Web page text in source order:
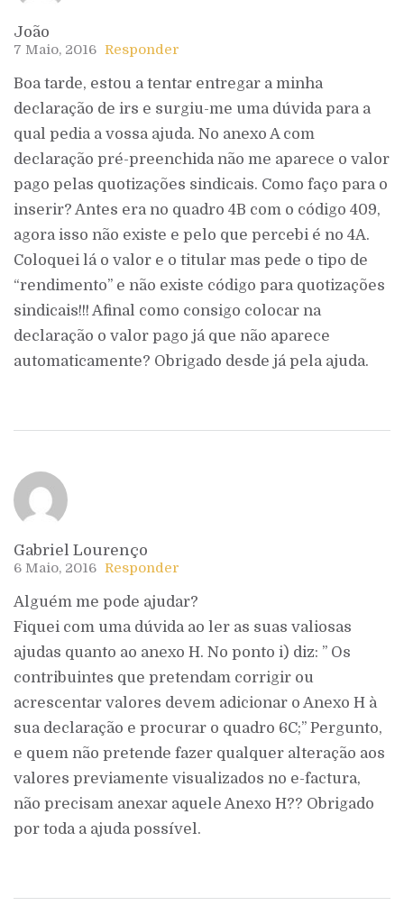
João
7 Maio, 2016 Responder
Boa tarde, estou a tentar entregar a minha
declaração de irs e surgiu-me uma dúvida para a
qual pedia a vossa ajuda. No anexo A com
declaração pré-preenchida não me aparece o valor
pago pelas quotizações sindicais. Como faço para o
inserir? Antes era no quadro 4B com o código 409,
agora isso não existe e pelo que percebi é no 4A.
Coloquei lá o valor e o titular mas pede o tipo de
“rendimento” e não existe código para quotizações
sindicais!!! Afinal como consigo colocar na
declaração o valor pago já que não aparece
automaticamente? Obrigado desde já pela ajuda.
Gabriel Lourenço
6 Maio, 2016 Responder
Alguém me pode ajudar?
Fiquei com uma dúvida ao ler as suas valiosas
ajudas quanto ao anexo H. No ponto i) diz: ” Os
contribuintes que pretendam corrigir ou
acrescentar valores devem adicionar o Anexo H à
sua declaração e procurar o quadro 6C;” Pergunto,
e quem não pretende fazer qualquer alteração aos
valores previamente visualizados no e-factura,
não precisam anexar aquele Anexo H?? Obrigado
por toda a ajuda possível.